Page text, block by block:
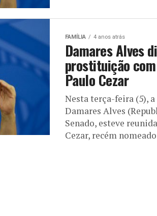
FAMÍLIA 4 anos atrás
Damares Alves
prostituição
Paulo Cezar
Nesta terça-feira (5),
Damares Alves
Senado, esteve
Cezar, recém